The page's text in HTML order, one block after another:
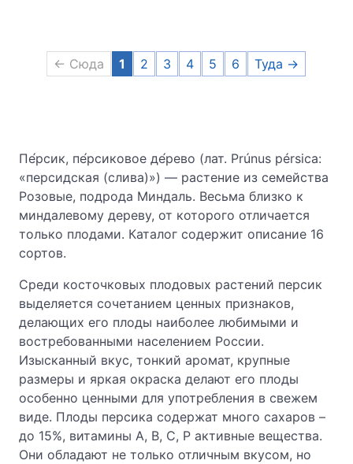
← Сюда 1 2 3 4 5 6 Туда →
Пе́рсик, пе́рсиковое де́рево (лат. Prúnus pérsica:
«персидская (слива)») — растение из семейства
Розовые, подрода Миндаль. Весьма близко к
миндалевому дереву, от которого отличается
только плодами. Каталог содержит описание 16
сортов.
Среди косточковых плодовых растений персик
выделяется сочетанием ценных признаков,
делающих его плоды наиболее любимыми и
востребованными населением России.
Изысканный вкус, тонкий аромат, крупные
размеры и яркая окраска делают его плоды
особенно ценными для употребления в свежем
виде. Плоды персика содержат много сахаров –
до 15%, витамины А, В, С, Р активные вещества.
Они обладают не только отличным вкусом, но